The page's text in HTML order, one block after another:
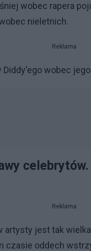
wobec rapera
nieletnich.
Reklama
wobec
Reklama
artysty jest tak
oddech